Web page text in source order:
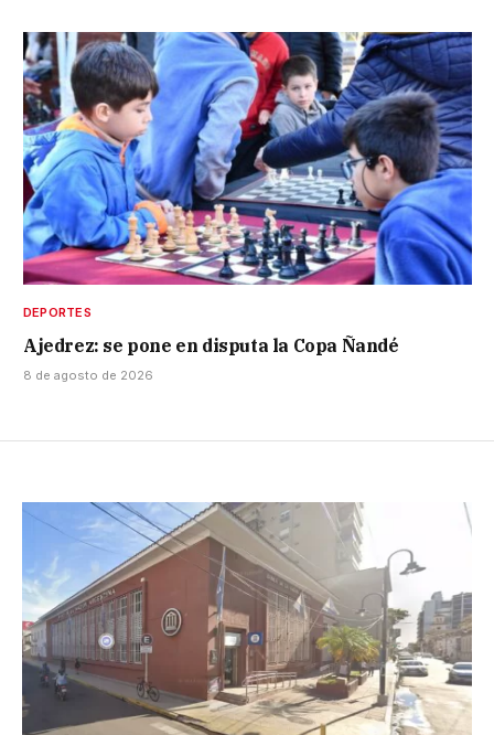
DEPORTES
Ajedrez: se pone en disputa la Copa Ñandé
8 de agosto de 2026